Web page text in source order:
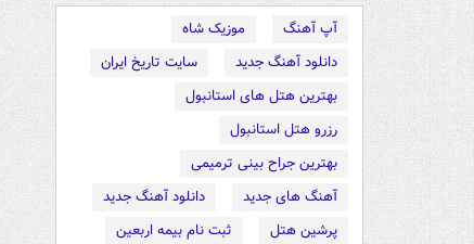
آپ آهنگ
موزیک شاه
دانلود آهنگ جدید
سایت تاریخ ایران
بهترین هتل های استانبول
رزرو هتل استانبول
بهترین جراح بینی ترمیمی
آهنگ های جدید
دانلود آهنگ جدید
پرشین هتل
ثبت نام بیمه اربعین